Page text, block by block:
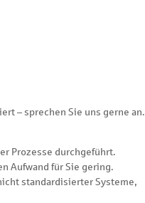
– sprechen Sie uns gerne an.
Prozesse durchgeführt.
Aufwand für Sie gering.
standardisierter Systeme,